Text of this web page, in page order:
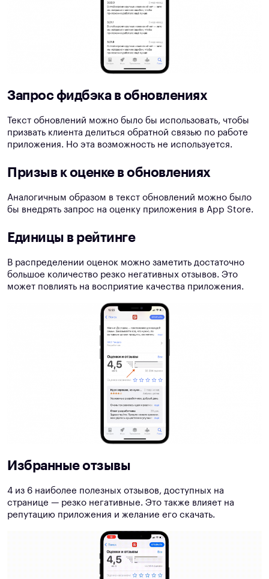
Запрос фидбэка в обновлениях
Текст обновлений можно было бы использовать, чтобы
призвать клиента делиться обратной связью по работе
приложения. Но эта возможность не используется.
Призыв к оценке в обновлениях
Аналогичным образом в текст обновлений можно было
бы внедрять запрос на оценку приложения в App Store.
Единицы в рейтинге
В распределении оценок можно заметить достаточно
большое количество резко негативных отзывов. Это
может повлиять на восприятие качества приложения.
Избранные отзывы
4 из 6 наиболее полезных отзывов, доступных на
странице — резко негативные. Это также влияет на
репутацию приложения и желание его скачать.